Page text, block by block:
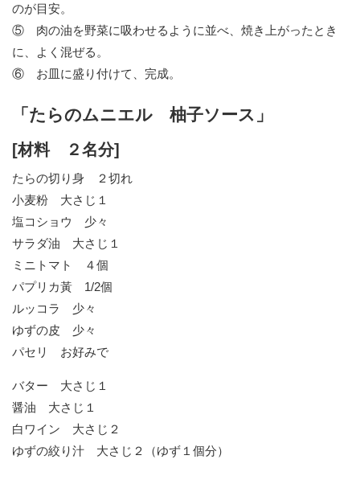
のが目安。
⑤ 肉の油を野菜に吸わせるように並べ、焼き上がったとき
に、よく混ぜる。
⑥ お皿に盛り付けて、完成。
「たらのムニエル 柚子ソース」
[材料 ２名分]
たらの切り身 ２切れ
小麦粉 大さじ１
塩コショウ 少々
サラダ油 大さじ１
ミニトマト ４個
パプリカ黃 1/2個
ルッコラ 少々
ゆずの皮 少々
パセリ お好みで
バター 大さじ１
醤油 大さじ１
白ワイン 大さじ２
ゆずの絞り汁 大さじ２（ゆず１個分）